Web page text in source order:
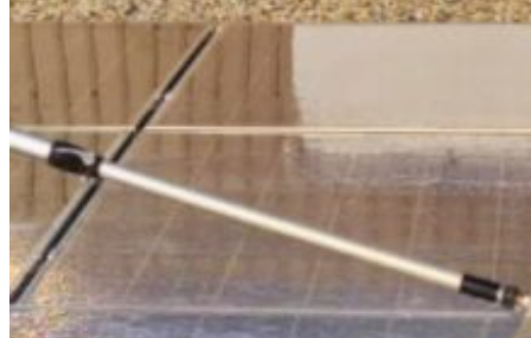
HOME
CHI SIAMO
CHI SIAMO